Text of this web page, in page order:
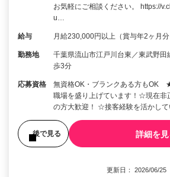
お気軽にご相談ください。 https://
u…
給与 月給230,000円以上（賞与年2ヶ月分
勤務地
千葉県流山市江戸川台東／東武野田
歩3分
応募資格
無資格OK・ブランクある方もOK
職場を盛り上げています！☆現在非
の方大歓迎！ ☆接客経験を活かし
後で見る 詳細を見
更新日： 2026/06/